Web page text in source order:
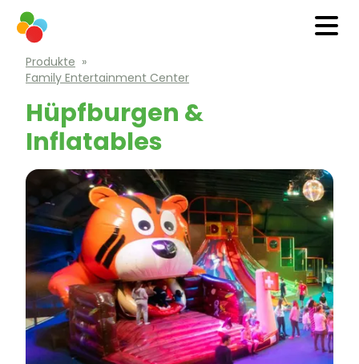
Produkte »
Family Entertainment Center
Hüpfburgen &
Inflatables